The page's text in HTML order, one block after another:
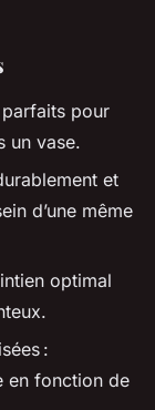
pour
un vase.
et
d’une même
optimal
:
en fonction de